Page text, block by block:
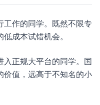
工作的同学。既然不限专
成本试错机会。
入正规大平台的同学。国
价值，远高于不知名的小